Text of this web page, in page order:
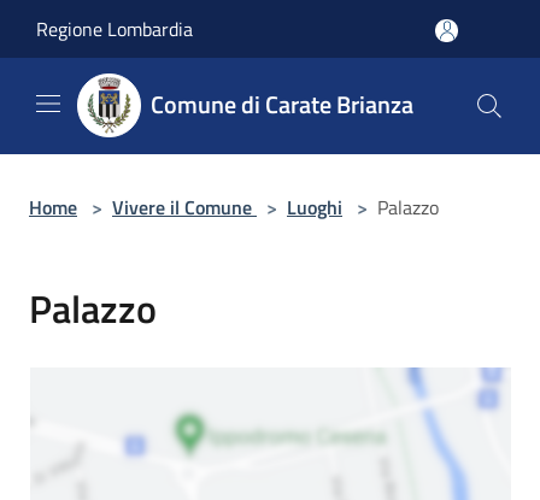
Regione Lombardia
Comune di Carate Brianza
Home > Vivere il Comune > Luoghi > Palazzo
Palazzo